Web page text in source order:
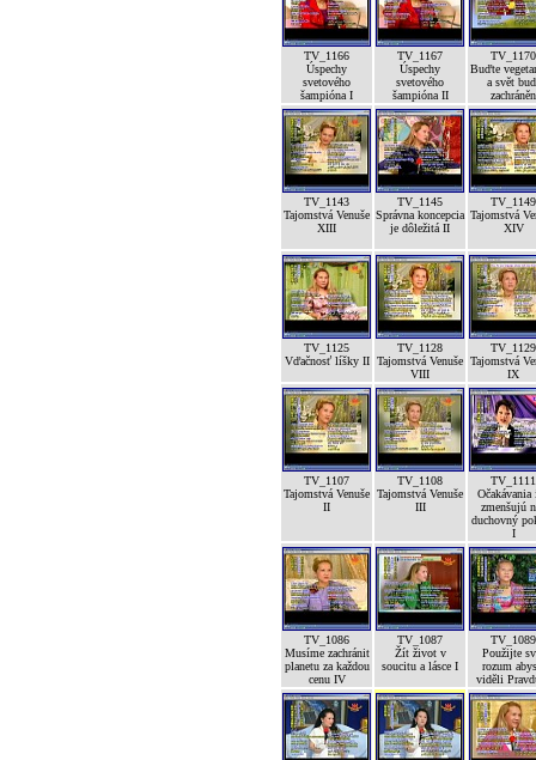
TV_1166
Úspechy
svetového
šampióna I
TV_1167
Úspechy
svetového
šampióna II
TV_1170
Buďte
a svět
zachráněn
TV_1143
Tajomstvá Venuše
XIII
TV_1145
Správna koncepcia
je dôležitá II
TV_1149
Tajomstvá
XIV
TV_1125
Vďačnosť líšky II
TV_1128
Tajomstvá Venuše
VIII
TV_1129
Tajomstvá
IX
TV_1107
Tajomstvá Venuše
II
TV_1108
Tajomstvá Venuše
III
TV_1111
Očakávania
zmenšujú
duchovný
I
TV_1086
Musíme zachránit
planetu za každou
cenu IV
TV_1087
Žít život v
soucitu a lásce I
TV_1089
Použijte
rozum
viděli